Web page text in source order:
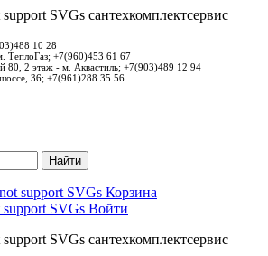
support SVGs сантехкомплектсервис
10 28
ТеплоГаз; +7(960)453 61 67
80, 2 этаж - м. Аквастиль; +7(903)489 12 94
шоссе, 36; +7(961)288 35 56
Найти
support SVGs Корзина
support SVGs Войти
support SVGs сантехкомплектсервис